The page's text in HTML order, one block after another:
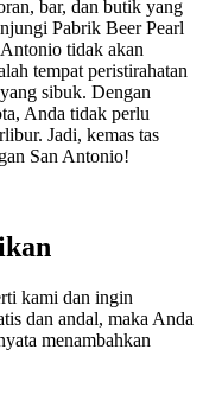
bar, dan butik yang
Pabrik Beer Pearl
tidak akan
tempat peristirahatan
sibuk. Dengan
Anda tidak perlu
Jadi, kemas tas
San Antonio!
kami dan ingin
dan andal, maka Anda
menambahkan